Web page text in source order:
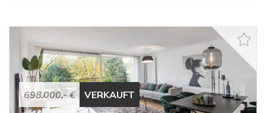
698.000,- € VERKAUFT